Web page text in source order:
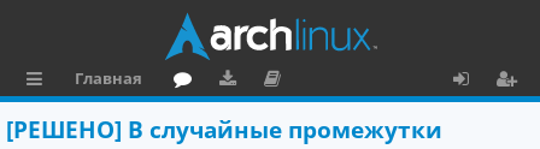
Главная
[РЕШЕНО] В случайные промежутки